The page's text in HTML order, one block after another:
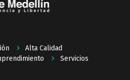
Alta Calidad
Servicios